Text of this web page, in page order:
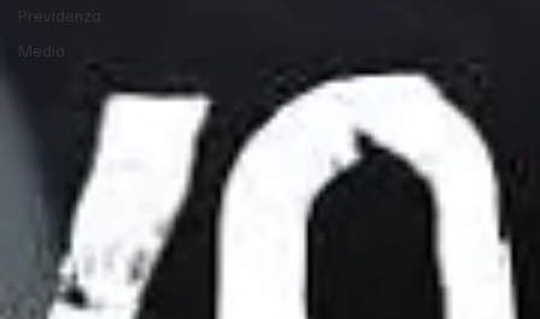
Previdenza
Media